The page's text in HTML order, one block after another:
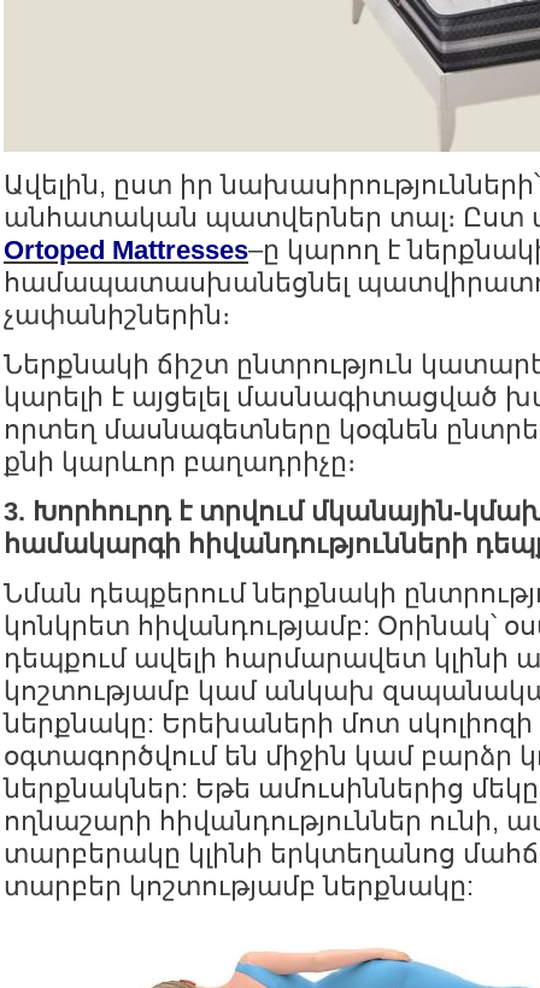
Ավելին, ըստ իր
անհատական պատվերներ տալ։ Ըստ
Ortoped Mattresses–ը կարող է
համապատասխանեցնել
չափանիշներին։
Ներքնակի ճիշտ ընտրություն
կարելի է այցելել մասնագիտացված
որտեղ մասնագետները կօգնեն
քնի կարևոր բաղադրիչը։
3. Խորհուրդ է տրվում մկանային-
համակարգի հիվանդությունների
Նման դեպքերում ներքնակի
կոնկրետ հիվանդությամբ: Օրինակ՝
դեպքում ավելի հարմարավետ կլինի
կոշտությամբ կամ անկախ
ներքնակը: Երեխաների մոտ սկոլիոզի
օգտագործվում են միջին կամ բարձր
ներքնակներ: Եթե ամուսիններից
ողնաշարի հիվանդություններ ունի,
տարբերակը կլինի երկտեղանոց
տարբեր կոշտությամբ ներքնակը: